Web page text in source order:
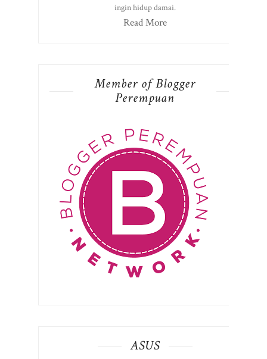
ingin hidup damai.
Read More
Member of Blogger
Perempuan
ASUS